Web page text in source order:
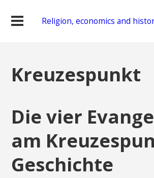
Religion, economics and
Kreuzespunkt
Die vier
am
Geschichte